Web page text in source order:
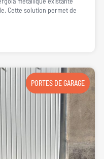
Cette solution permet de
PORTES DE GARAGE